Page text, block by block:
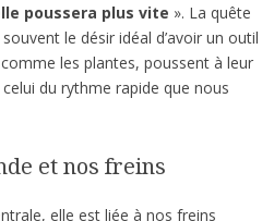
poussera plus vite ». La quête
le désir idéal d’avoir un outil
les plantes, poussent à leur
du rythme rapide que nous
et nos freins
elle est liée à nos freins